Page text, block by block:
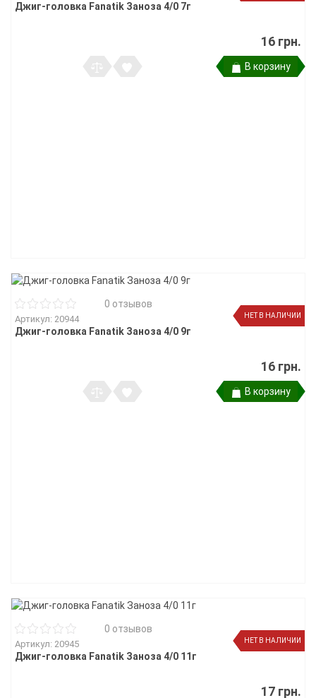
Джиг-головка Fanatik Заноза 4/0 7г
16 грн.
В корзину
НЕТ В НАЛИЧИИ
0 отзывов
Артикул: 20944
Джиг-головка Fanatik Заноза 4/0 9г
16 грн.
В корзину
НЕТ В НАЛИЧИИ
0 отзывов
Артикул: 20945
Джиг-головка Fanatik Заноза 4/0 11г
17 грн.